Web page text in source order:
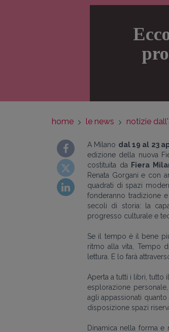
home le news notizie
A Milano dal 19 al 23
edizione della nuova
costituita da Fiera
Renata Gorgani e con
quadrati di spazi
fonderanno tradizione
secoli di storia: la
progresso culturale e
Se il tempo è il bene
ritmo alla vita, Tempo
lettura. E lo farà
Aperta a tutti i libri, tutto
esplorazione
agli appassionati
disposizione spazi
Dinamica nella forma e